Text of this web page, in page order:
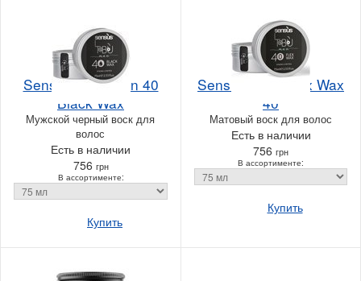
Sensus Tabu Man 40
Black Wax
Мужской черный воск для
волос
Есть в наличии
756 грн
В ассортименте:
Купить
Sensus Tabu Flex Wax
40
Матовый воск для волос
Есть в наличии
756 грн
В ассортименте:
Купить